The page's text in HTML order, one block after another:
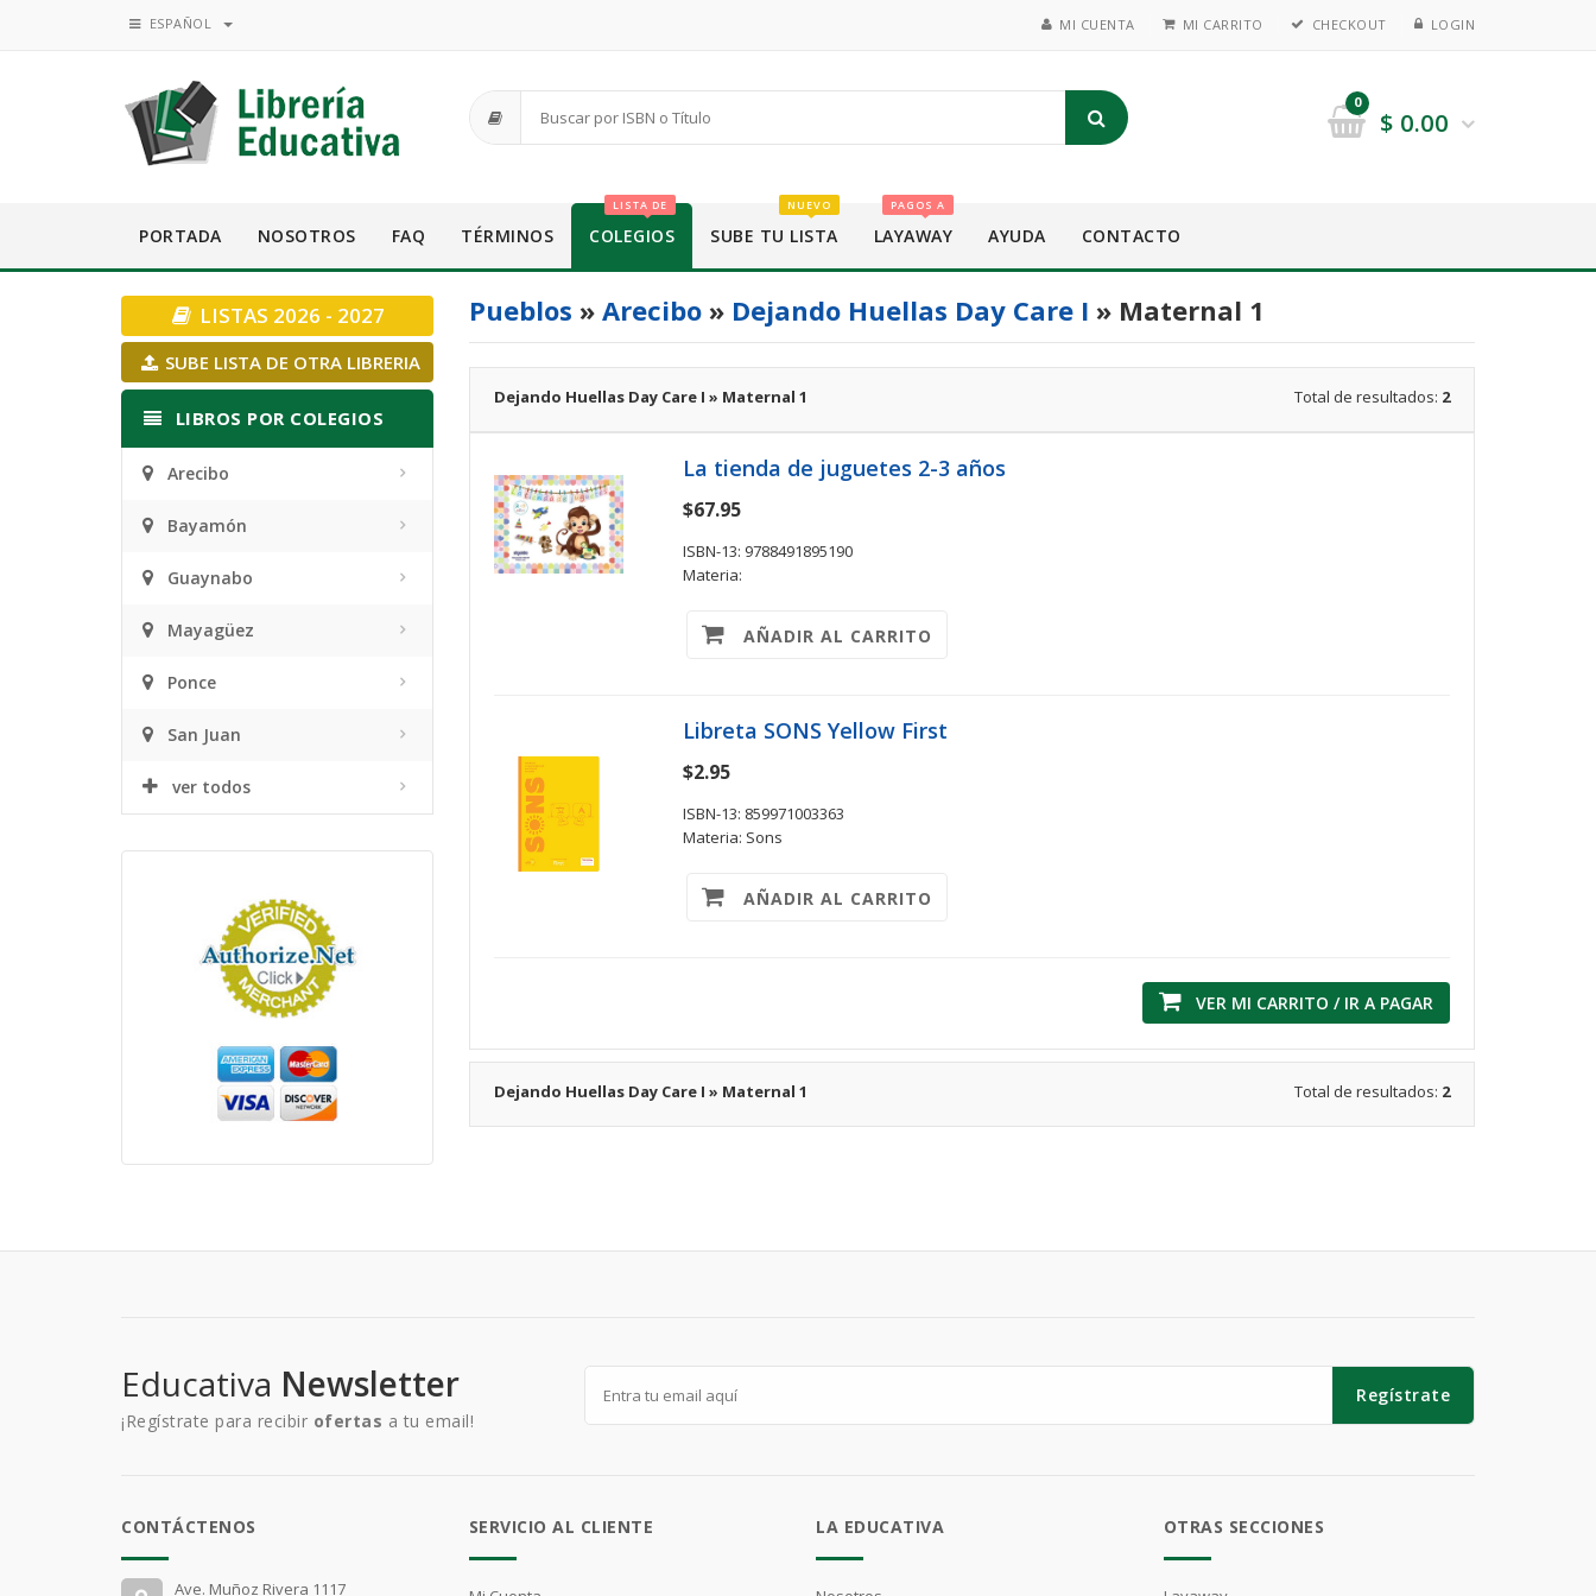
MI CUENTA MI CARRITO CHECKOUT LOGIN
ESPAÑOL
0
$ 0.00
PORTADA NOSOTROS FAQ TÉRMINOS COLEGIOS
LISTA DE
SUBE TU LISTA
NUEVO
LAYAWAY
PAGOS A
AYUDA CONTACTO
LISTAS 2026 - 2027
SUBE LISTA DE OTRA LIBRERIA
LIBROS POR COLEGIOS
Arecibo
Bayamón
Guaynabo
Mayagüez
Ponce
San Juan
ver todos
Pueblos » Arecibo» Dejando Huellas Day Care I » Maternal 1
Dejando Huellas Day Care I » Maternal 1 Total de resultados: 2
La tienda de juguetes 2-3 años
$67.95
ISBN-13: 9788491895190
Materia:
AÑADIR AL CARRITO
Libreta SONS Yellow First
$2.95
ISBN-13: 859971003363
Materia: Sons
AÑADIR AL CARRITO
VER MI CARRITO / IR A PAGAR
Dejando Huellas Day Care I » Maternal 1 Total de resultados: 2
Educativa Newsletter
¡Regístrate para recibir ofertas a tu email!
Regístrate
CONTÁCTENOS
Ave. Muñoz Rivera 1117
SERVICIO AL CLIENTE LA EDUCATIVA OTRAS SECCIONES